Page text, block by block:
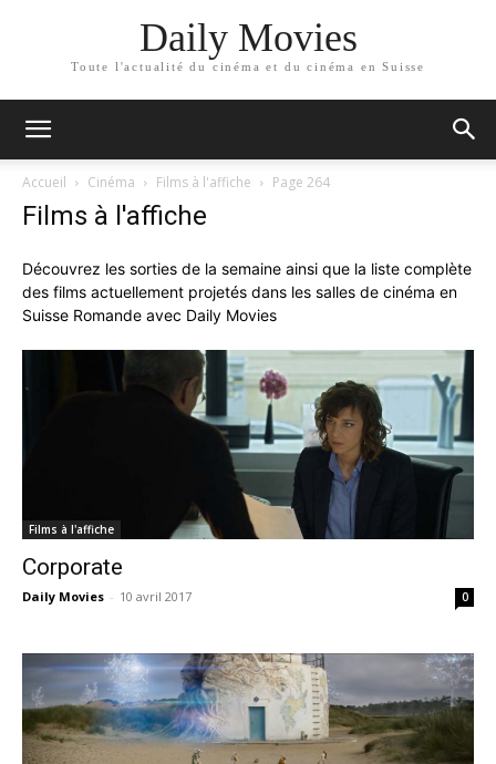
Daily Movies
Toute l'actualité du cinéma et du cinéma en Suisse
Accueil Cinéma Films à l'affiche Page 264
Films à l'affiche
Découvrez les sorties de la semaine ainsi que la liste complète
des films actuellement projetés dans les salles de cinéma en
Suisse Romande avec Daily Movies
Films à l'affiche
Corporate
Daily Movies - 10 avril 2017 0